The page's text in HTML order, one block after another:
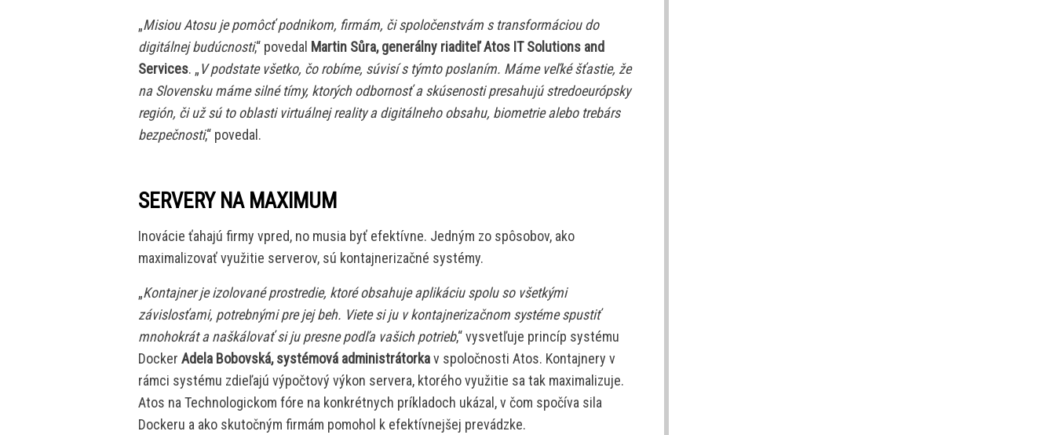
„Misiou Atosu je pomôcť podnikom, firmám, či spoločenstvám s transformáciou do
digitálnej budúcnosti,“ povedal Martin Sůra, generálny riaditeľ Atos IT Solutions and
Services. „V podstate všetko, čo robíme, súvisí s týmto poslaním. Máme veľké šťastie, že
na Slovensku máme silné tímy, ktorých odbornosť a skúsenosti presahujú stredoeurópsky
región, či už sú to oblasti virtuálnej reality a digitálneho obsahu, biometrie alebo trebárs
bezpečnosti,“ povedal.
SERVERY NA MAXIMUM
Inovácie ťahajú firmy vpred, no musia byť efektívne. Jedným zo spôsobov, ako
maximalizovať využitie serverov, sú kontajnerizačné systémy.
„Kontajner je izolované prostredie, ktoré obsahuje aplikáciu spolu so všetkými
závislosťami, potrebnými pre jej beh. Viete si ju v kontajnerizačnom systéme spustiť
mnohokrát a naškálovať si ju presne podľa vašich potrieb,“ vysvetľuje princíp systému
Docker Adela Bobovská, systémová administrátorkav spoločnosti Atos. Kontajnery v
rámci systému zdieľajú výpočtový výkon servera, ktorého využitie sa tak maximalizuje.
Atos na Technologickom fóre na konkrétnych príkladoch ukázal, v čom spočíva sila
Dockeru a ako skutočným firmám pomohol k efektívnejšej prevádzke.